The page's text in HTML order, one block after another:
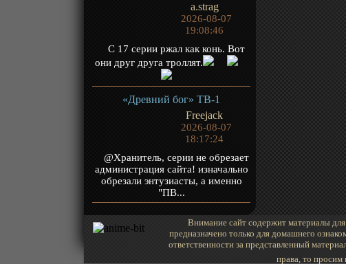
a.strag
2026-08-07
19:08:46
С 17 серии ржал как конь. Вот
они друг друга троллят.
«Древний бог» ТВ-1
Freejack
2026-08-07
18:17:24
@Хранитель, серии не обрезает
администрация сайта! изначально
обрезали энтузиасты, а именно
"ПВ...
Внимание сайт содержит материалы
предназначено только для домашнего
ответственности за представленный
права, то просим